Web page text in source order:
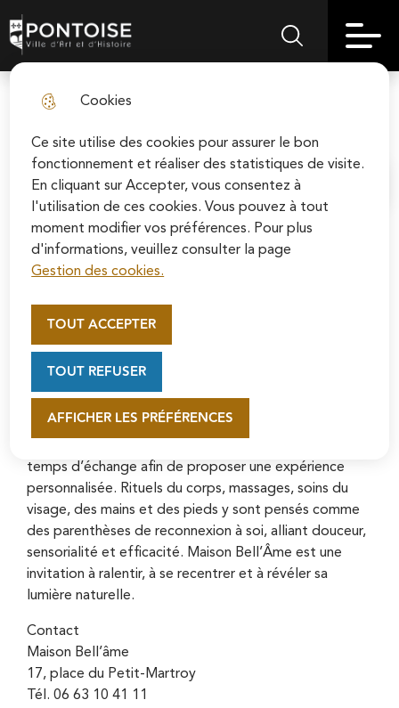
Cookies
Ce site utilise des cookies pour assurer le bon
fonctionnement et réaliser des statistiques de visite.
En cliquant sur Accepter, vous consentez à
l'utilisation de ces cookies. Vous pouvez à tout
moment modifier vos préférences. Pour plus
d'informations, veuillez consulter la page
Gestion des cookies.
AFFICHER LES PRÉFÉRENCES
TOUT ACCEPTER
TOUT REFUSER
to
menu
Skip to
search
Skip to
site map
Soutenez la rénovation de la cathédrale Saint-
Maclou en vous connectant sur le site de la
Fondation du patrimoine.
En savoir plus
Pontoise | Ville d'art et d'histoireMenu principalRechercher sur
Accueil
Rituels du corps, massages, soins du
imaginé un lieu chaleureux et apaisant inspiré par la
temps d’échange afin de proposer une expérience
personnalisée. Rituels du corps, massages, soins du
visage, des mains et des pieds y sont pensés comme
des parenthèses de reconnexion à soi, alliant douceur,
sensorialité et efficacité. Maison Bell’Âme est une
invitation à ralentir, à se recentrer et à révéler sa
lumière naturelle.
Contact
Maison Bell’âme
17, place du Petit-Martroy
Tél. 06 63 10 41 11